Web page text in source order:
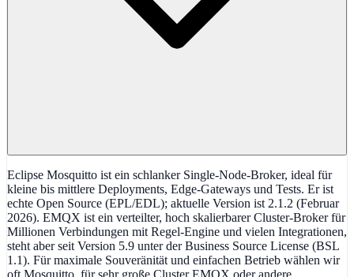
Eclipse Mosquitto ist ein schlanker Single-Node-Broker, ideal für
kleine bis mittlere Deployments, Edge-Gateways und Tests. Er ist
echte Open Source (EPL/EDL); aktuelle Version ist 2.1.2 (Februar
2026). EMQX ist ein verteilter, hoch skalierbarer Cluster-Broker für
Millionen Verbindungen mit Regel-Engine und vielen Integrationen,
steht aber seit Version 5.9 unter der Business Source License (BSL
1.1). Für maximale Souveränität und einfachen Betrieb wählen wir